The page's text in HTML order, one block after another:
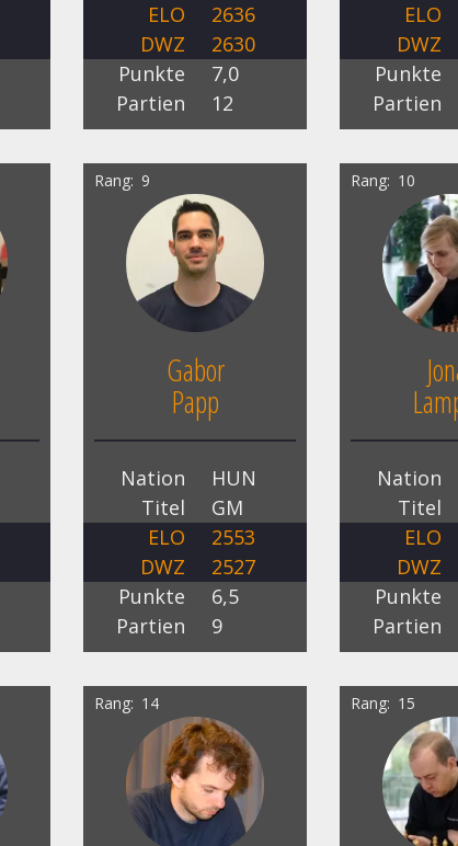
ELO
2636
DWZ
2630
Punkte
7,0
Partien
12
ELO
DWZ
Punkte
Partien
Rang 9
Gabor
Papp
Nation
HUN
Titel
GM
ELO
2553
DWZ
2527
Punkte
6,5
Partien
9
Rang 10
Nation
Titel
ELO
DWZ
Punkte
Partien
Rang 14 Rang 15